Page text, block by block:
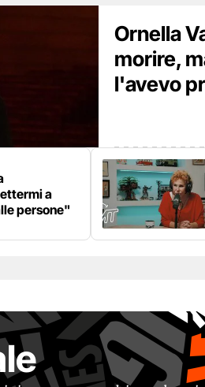
Ornella
morire,
l'avevo
a
persone"